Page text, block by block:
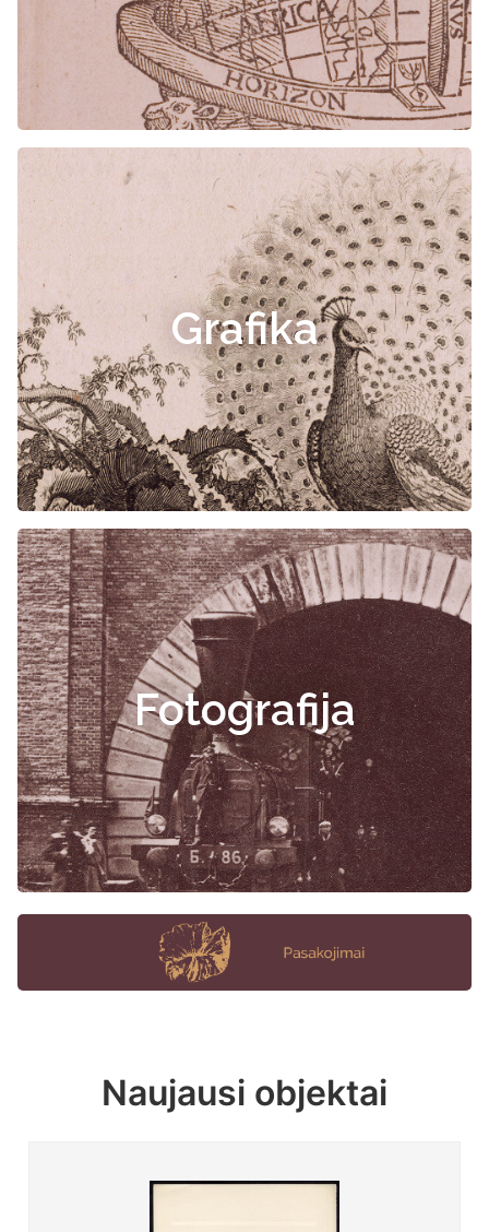
Grafika
Fotografija
Naujausi objektai